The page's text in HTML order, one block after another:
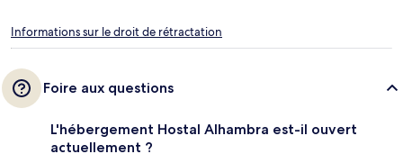
Informations sur le droit de rétractation
Foire aux questions
L'hébergement Hostal Alhambra est-il ouvert
actuellement ?